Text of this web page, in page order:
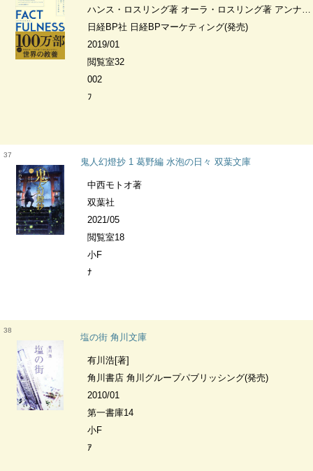
ハンス・ロスリング著 オーラ・ロスリング著 アンナ・ロスリング・ロンランド著 上杉周作訳 関美和訳
日経BP社 日経BPマーケティング(発売)
2019/01
閲覧室32
002
ﾌ
37
鬼人幻燈抄 1 葛野編 水泡の日々 双葉文庫
中西モトオ著
双葉社
2021/05
閲覧室18
小F
ﾅ
38
塩の街 角川文庫
有川浩[著]
角川書店 角川グループパブリッシング(発売)
2010/01
第一書庫14
小F
ｱ